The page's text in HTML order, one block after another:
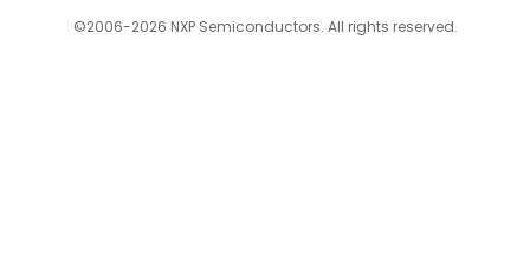
©2006-2026 NXP Semiconductors. All rights reserved.